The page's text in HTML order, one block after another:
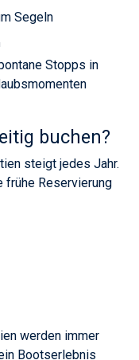
Segeln
Stopps in
buchen?
steigt jedes Jahr.
frühe Reservierung
werden immer
Bootserlebnis